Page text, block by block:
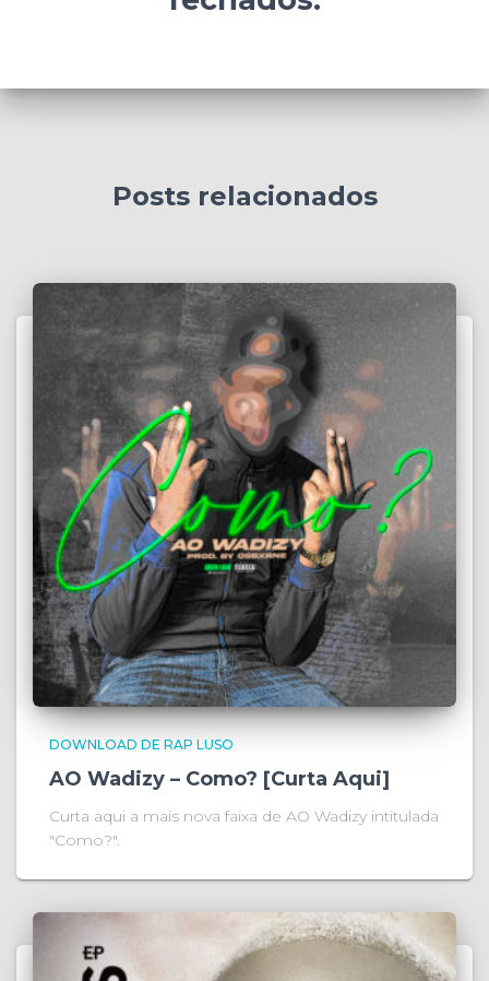
Posts relacionados
DOWNLOAD DE RAP LUSO
AO Wadizy – Como? [Curta Aqui]
Curta aqui a mais nova faixa de AO Wadizy intitulada
"Como?".